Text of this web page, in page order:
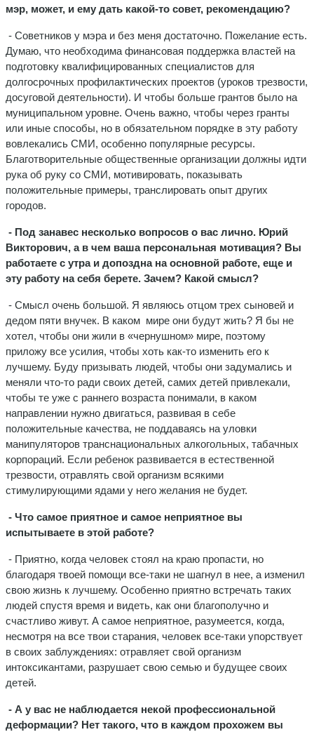
мэр, может, и ему дать какой-то совет, рекомендацию?
- Советников у мэра и без меня достаточно. Пожелание есть.
Думаю, что необходима финансовая поддержка властей на
подготовку квалифицированных специалистов для
долгосрочных профилактических проектов (уроков трезвости,
досуговой деятельности). И чтобы больше грантов было на
муниципальном уровне. Очень важно, чтобы через гранты
или иные способы, но в обязательном порядке в эту работу
вовлекались СМИ, особенно популярные ресурсы.
Благотворительные общественные организации должны идти
рука об руку со СМИ, мотивировать, показывать
положительные примеры, транслировать опыт других
городов.
- Под занавес несколько вопросов о вас лично. Юрий
Викторович, а в чем ваша персональная мотивация? Вы
работаете с утра и допоздна на основной работе, еще и
эту работу на себя берете. Зачем? Какой смысл?
- Смысл очень большой. Я являюсь отцом трех сыновей и
дедом пяти внучек. В каком мире они будут жить? Я бы не
хотел, чтобы они жили в «чернушном» мире, поэтому
приложу все усилия, чтобы хоть как-то изменить его к
лучшему. Буду призывать людей, чтобы они задумались и
меняли что-то ради своих детей, самих детей привлекали,
чтобы те уже с раннего возраста понимали, в каком
направлении нужно двигаться, развивая в себе
положительные качества, не поддаваясь на уловки
манипуляторов транснациональных алкогольных, табачных
корпораций. Если ребенок развивается в естественной
трезвости, отравлять свой организм всякими
стимулирующими ядами у него желания не будет.
- Что самое приятное и самое неприятное вы
испытываете в этой работе?
- Приятно, когда человек стоял на краю пропасти, но
благодаря твоей помощи все-таки не шагнул в нее, а изменил
свою жизнь к лучшему. Особенно приятно встречать таких
людей спустя время и видеть, как они благополучно и
счастливо живут. А самое неприятное, разумеется, когда,
несмотря на все твои старания, человек все-таки упорствует
в своих заблуждениях: отравляет свой организм
интоксикантами, разрушает свою семью и будущее своих
детей.
- А у вас не наблюдается некой профессиональной
деформации? Нет такого, что в каждом прохожем вы